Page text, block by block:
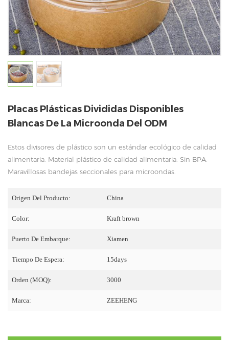
Placas Plásticas Divididas Disponibles
Blancas De La Microonda Del ODM
Estos divisores de plástico son un estándar ecológico de calidad
alimentaria. Material plástico de calidad alimentaria. Sin BPA.
Maravillosas bandejas seccionales para microondas.
Origen Del Producto: China
Color: Kraft brown
Puerto De Embarque: Xiamen
Tiempo De Espera: 15days
Orden (MOQ): 3000
Marca: ZEEHENG